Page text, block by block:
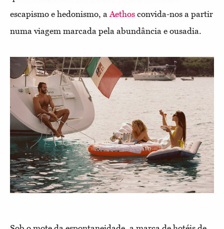
escapismo e hedonismo, aAethos convida-nos a partir
numa viagem marcada pela abundância e ousadia.